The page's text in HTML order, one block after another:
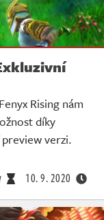
Rising nám
díky
verzi.
10. 9. 2020